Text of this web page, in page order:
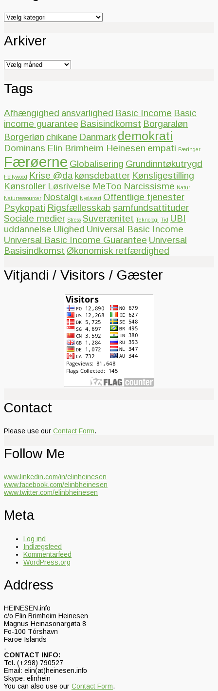
Kategorier
Arkiver
Arkiver
Tags
Afhængighed ansvarlighed Basic Income Basic
income guarantee Basisindkomst Borgaraløn
Borgerløn chikane Danmark demokrati
Dominans Elin Brimheim Heinesen empati Færinger
Færøerne Globalisering Grundinntøkutrygd
Hollywood Krise @da kønsdebatter Kønsligestilling
Kønsroller Løsrivelse MeToo Narcissisme Natur
Naturressourcer Nostalgi Nyslaveri Offentlige tjenester
Psykopati Rigsfællesskab samfundsattituder
Sociale medier Stress Suverænitet Teknologi Tid UBI
uddannelse Ulighed Universal Basic Income
Universal Basic Income Guarantee Universal
Basisindkomst Økonomisk retfærdighed
Vitjandi / Visitors / Gæster
Contact
Please use our Contact Form.
Follow Me
www.linkedin.com/in/elinheinesen
www.facebook.com/elinbheinesen
www.twitter.com/elinbheinesen
Meta
Log ind
Indlægsfeed
Kommentarfeed
WordPress.org
Address
HEINESEN.info
c/o Elin Brimheim Heinesen
Magnus Heinasonargøta 8
Fo-100 Tórshavn
Faroe Islands
.
CONTACT INFO:
Tel. (+298) 790527
Email: elin(at)heinesen.info
Skype: elinhein
You can also use our Contact Form.